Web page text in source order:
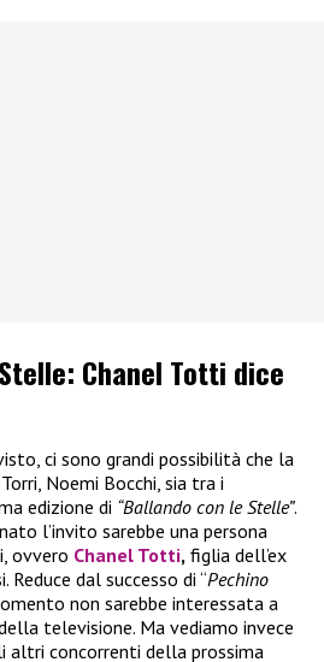
Chanel Totti dice
ci sono grandi possibilità che la
Noemi Bocchi, sia tra i
edizione di “Ballando con le Stelle”.
l’invito sarebbe una persona
ovvero Chanel Totti, figlia dell’ex
dal successo di “Pechino
non sarebbe interessata a
televisione. Ma vediamo invece
altri concorrenti della prossima